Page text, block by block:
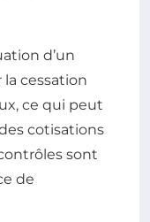
d’un
cessation
ce qui peut
cotisations
sont
de